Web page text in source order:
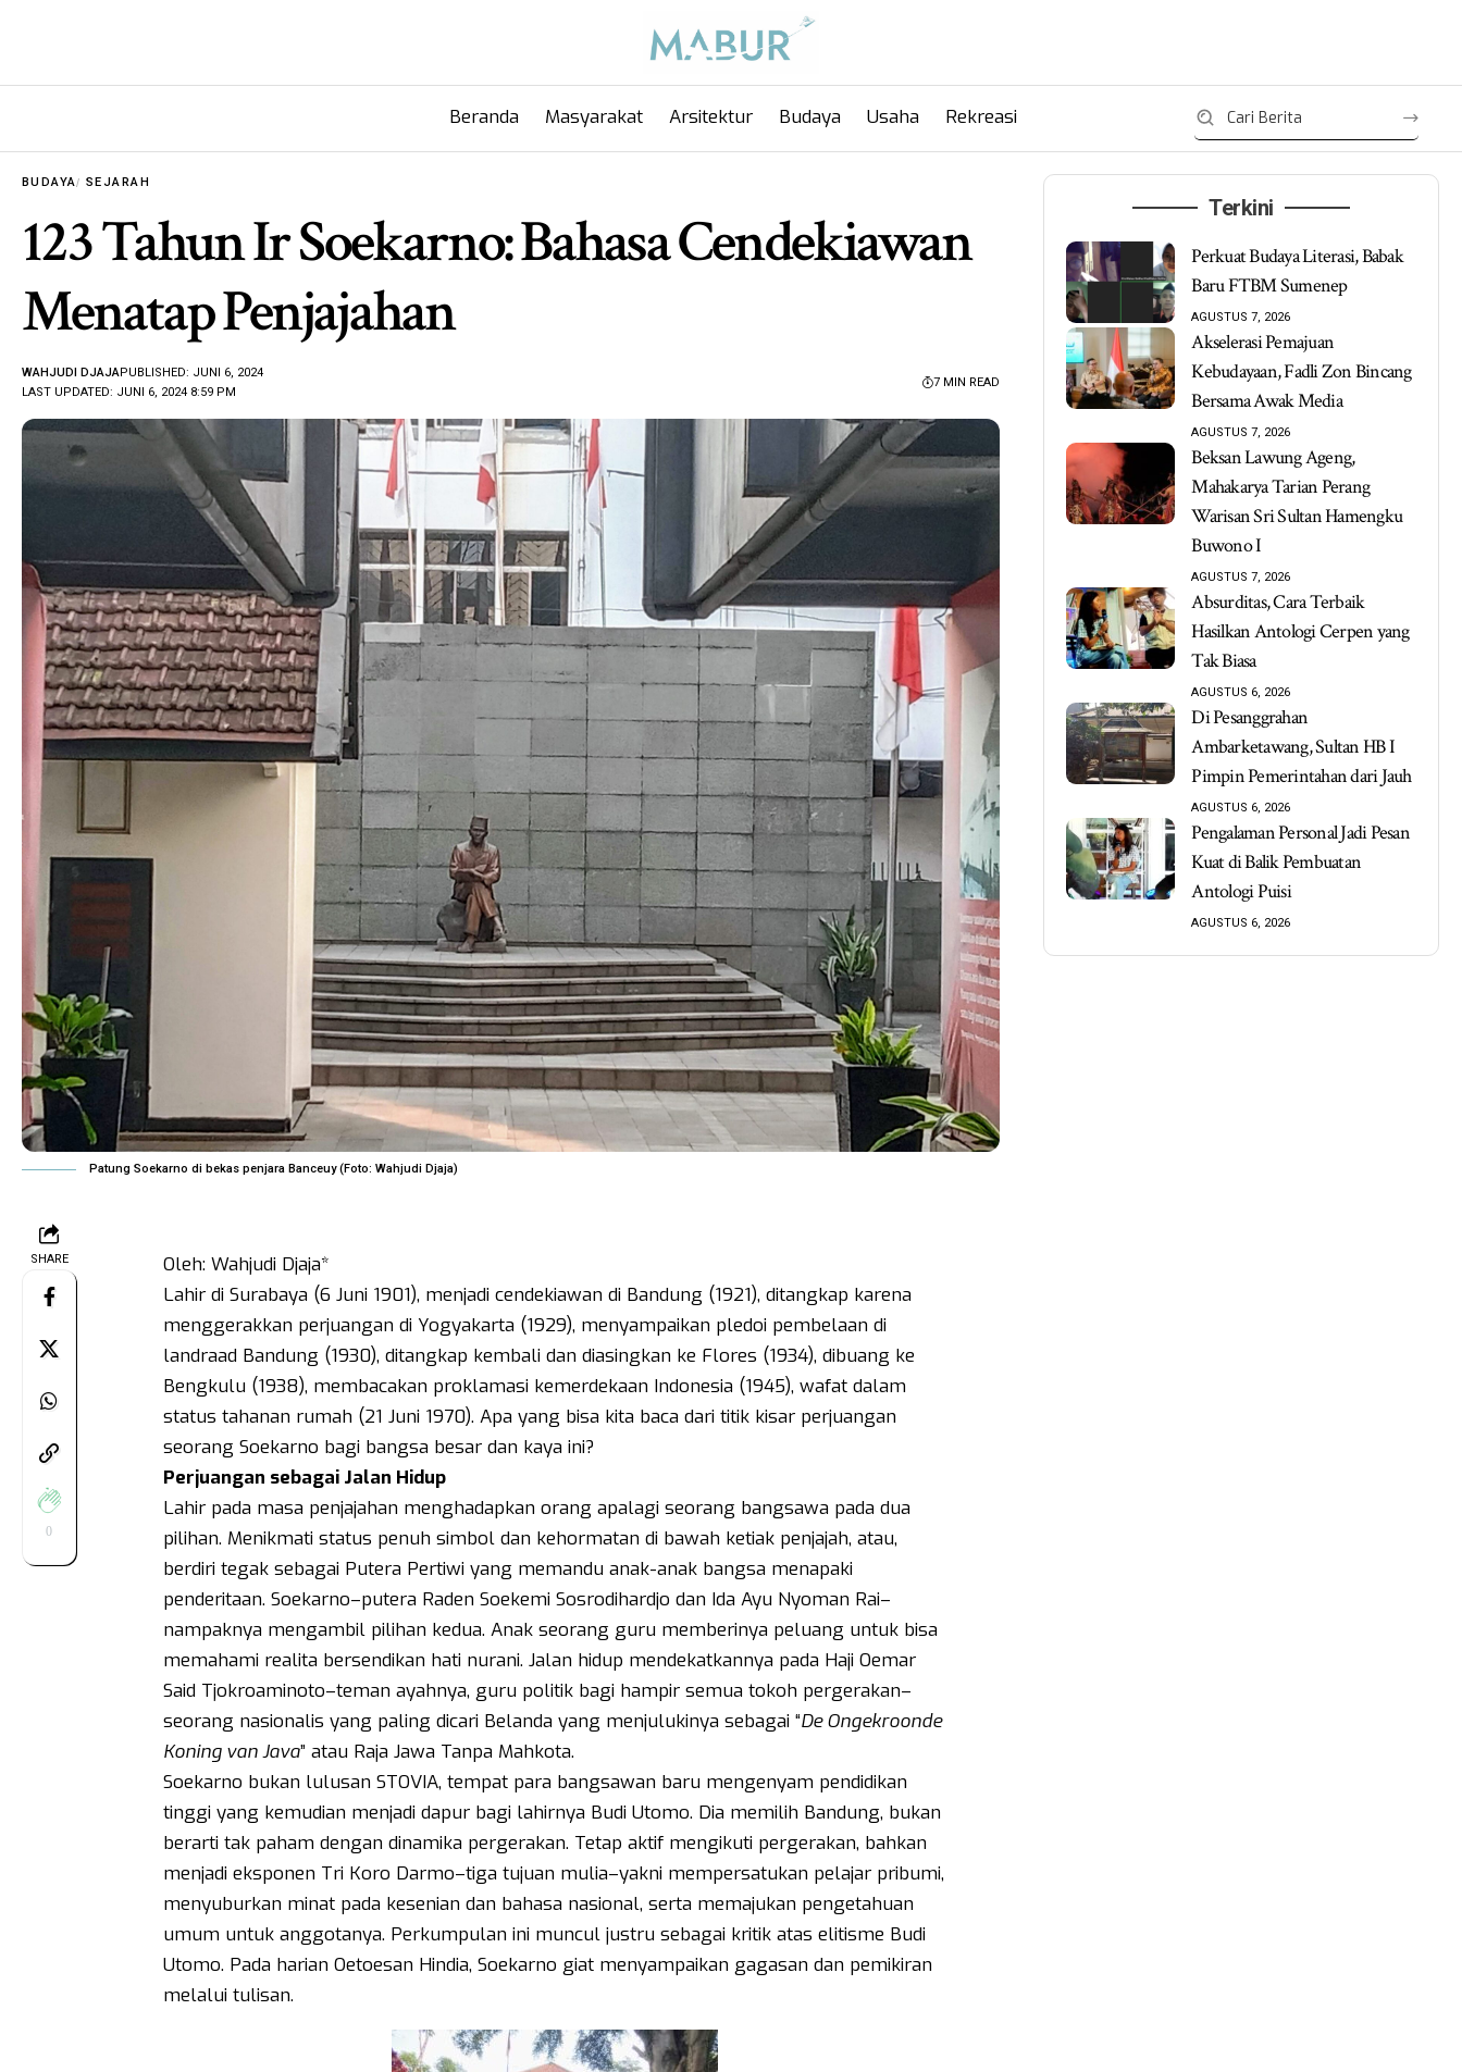
Beranda Masyarakat Arsitektur Budaya Usaha Rekreasi
BUDAYA SEJARAH
123 Tahun Ir Soekarno: Bahasa Cendekiawan
Menatap Penjajahan
LAST UPDATED: JUNI 6, 2024 8:59 PM
WAHJUDI DJAJAPUBLISHED: JUNI 6, 2024
7 MIN READ
Patung Soekarno di bekas penjara Banceuy (Foto: Wahjudi Djaja)
SHARE
0
Oleh: Wahjudi Djaja*
Lahir di Surabaya (6 Juni 1901), menjadi cendekiawan di Bandung (1921), ditangkap karena
menggerakkan perjuangan di Yogyakarta (1929), menyampaikan pledoi pembelaan di
landraad Bandung (1930), ditangkap kembali dan diasingkan ke Flores (1934), dibuang ke
Bengkulu (1938), membacakan proklamasi kemerdekaan Indonesia (1945), wafat dalam
status tahanan rumah (21 Juni 1970). Apa yang bisa kita baca dari titik kisar perjuangan
seorang Soekarno bagi bangsa besar dan kaya ini?
Perjuangan sebagai Jalan Hidup
Lahir pada masa penjajahan menghadapkan orang apalagi seorang bangsawa pada dua
pilihan. Menikmati status penuh simbol dan kehormatan di bawah ketiak penjajah, atau,
berdiri tegak sebagai Putera Pertiwi yang memandu anak-anak bangsa menapaki
penderitaan. Soekarno–putera Raden Soekemi Sosrodihardjo dan Ida Ayu Nyoman Rai–
nampaknya mengambil pilihan kedua. Anak seorang guru memberinya peluang untuk bisa
memahami realita bersendikan hati nurani. Jalan hidup mendekatkannya pada Haji Oemar
Said Tjokroaminoto–teman ayahnya, guru politik bagi hampir semua tokoh pergerakan–
seorang nasionalis yang paling dicari Belanda yang menjulukinya sebagai “De Ongekroonde
Koning van Java” atau Raja Jawa Tanpa Mahkota.
Soekarno bukan lulusan STOVIA, tempat para bangsawan baru mengenyam pendidikan
tinggi yang kemudian menjadi dapur bagi lahirnya Budi Utomo. Dia memilih Bandung, bukan
berarti tak paham dengan dinamika pergerakan. Tetap aktif mengikuti pergerakan, bahkan
menjadi eksponen Tri Koro Darmo–tiga tujuan mulia–yakni mempersatukan pelajar pribumi,
menyuburkan minat pada kesenian dan bahasa nasional, serta memajukan pengetahuan
umum untuk anggotanya. Perkumpulan ini muncul justru sebagai kritik atas elitisme Budi
Utomo. Pada harian Oetoesan Hindia, Soekarno giat menyampaikan gagasan dan pemikiran
melalui tulisan.
Terkini
Perkuat Budaya Literasi, Babak
Baru FTBM Sumenep
AGUSTUS 7, 2026
Akselerasi Pemajuan
Kebudayaan, Fadli Zon Bincang
Bersama Awak Media
AGUSTUS 7, 2026
Beksan Lawung Ageng,
Mahakarya Tarian Perang
Warisan Sri Sultan Hamengku
Buwono I
AGUSTUS 7, 2026
Absurditas, Cara Terbaik
Hasilkan Antologi Cerpen yang
Tak Biasa
AGUSTUS 6, 2026
Di Pesanggrahan
Ambarketawang, Sultan HB I
Pimpin Pemerintahan dari Jauh
AGUSTUS 6, 2026
Pengalaman Personal Jadi Pesan
Kuat di Balik Pembuatan
Antologi Puisi
AGUSTUS 6, 2026